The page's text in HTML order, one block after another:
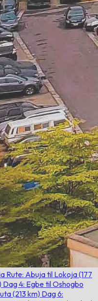
Rute: Abuja til Lokoja (177
Dag 4: Egbe til Oshogbo
(213 km) Dag 6: